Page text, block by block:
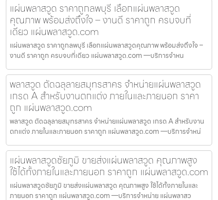
แผ่นพลาสวูด ราคาถูกลพบุรี เลือกแผ่นพลาสวูด
คุณภาพ พร้อมส่งถึงใจ – งานดี ราคาถูก ครบจบที่
เดียว แผ่นพลาสวูด.com
แผ่นพลาสวูด ราคาถูกลพบุรี เลือกแผ่นพลาสวูดคุณภาพ พร้อมส่งถึงใจ –
งานดี ราคาถูก ครบจบที่เดียว แผ่นพลาสวูด.com —บริการจำหน
พลาสวูด ตัดฉลุลายสมุทรสาคร จำหน่ายแผ่นพลาสวูด
เกรด A สำหรับงานตกแต่ง ภายในและภายนอก ราคา
ถูก แผ่นพลาสวูด.com
พลาสวูด ตัดฉลุลายสมุทรสาคร จำหน่ายแผ่นพลาสวูด เกรด A สำหรับงาน
ตกแต่ง ภายในและภายนอก ราคาถูก แผ่นพลาสวูด.com —บริการจำหน่
แผ่นพลาสวูดชัยภูมิ ขายส่งแผ่นพลาสวูด คุณภาพสูง
ใช้ได้ทั้งภายในและภายนอก ราคาถูก แผ่นพลาสวูด.com
แผ่นพลาสวูดชัยภูมิ ขายส่งแผ่นพลาสวูด คุณภาพสูง ใช้ได้ทั้งภายในและ
ภายนอก ราคาถูก แผ่นพลาสวูด.com —บริการจำหน่าย แผ่นพลาสว